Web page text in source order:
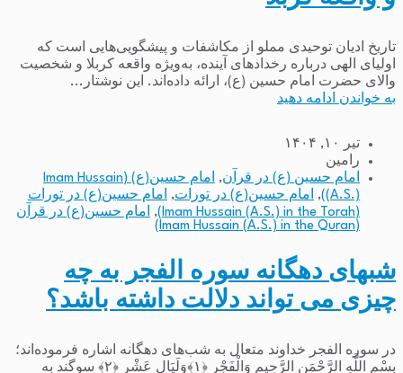
تاریخ ادیان توحیدی مملو از مکاشفات و پیشگویی‌هایی است که
اولیای الهی درباره رخدادهای آینده، به‌ویژه واقعه کربلا و شخصیت
والای حضرت امام حسین (ع)، ارائه داده‌اند. این نوشتار...
به خواندن ادامه دهید
تیر ۱۰, ۱۴۰۴
رامین
امام حسین (ع) در قرآن,
امام حسین(ع) (Imam Hussain
(A.S.))
, امام حسین(ع) در تورات, امام حسین(ع) در تورات
(Imam Hussain (A.S.) in the Torah)
, امام حسین(ع) در قرآن
(Imam Hussain (A.S.) in the Quran)
شبهای دهگانه سوره الفجر به چه
چیزی می تواند دلالت داشته باشد؟
در سوره الفجر خداوند متعال به شب‌های دهگانه اشاره فرموده‌اند؛
بِسْمِ اللَّهِ الرَّحْمَنِ الرَّحِیمِ وَالْفَجْرِ ﴿۱﴾وَلَیَالٍ عَشْرٍ ﴿۲﴾ سوگند به